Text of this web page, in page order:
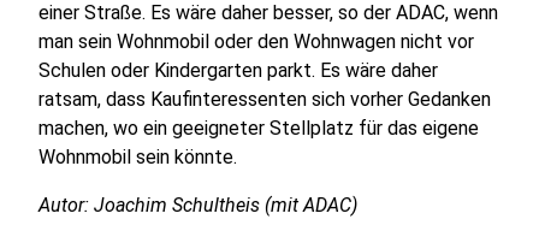
einer Straße. Es wäre daher besser, so der ADAC, wenn
man sein Wohnmobil oder den Wohnwagen nicht vor
Schulen oder Kindergarten parkt. Es wäre daher
ratsam, dass Kaufinteressenten sich vorher Gedanken
machen, wo ein geeigneter Stellplatz für das eigene
Wohnmobil sein könnte.
Autor: Joachim Schultheis (mit ADAC)